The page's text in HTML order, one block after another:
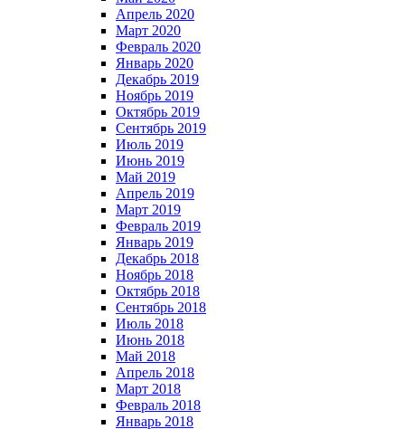
Апрель 2020
Март 2020
Февраль 2020
Январь 2020
Декабрь 2019
Ноябрь 2019
Октябрь 2019
Сентябрь 2019
Июль 2019
Июнь 2019
Май 2019
Апрель 2019
Март 2019
Февраль 2019
Январь 2019
Декабрь 2018
Ноябрь 2018
Октябрь 2018
Сентябрь 2018
Июль 2018
Июнь 2018
Май 2018
Апрель 2018
Март 2018
Февраль 2018
Январь 2018